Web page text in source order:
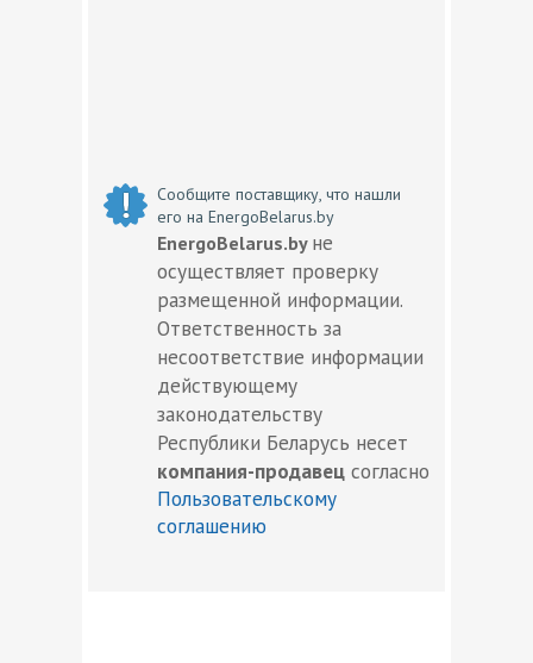
Сообщите поставщику, что нашли
его на EnergoBelarus.by
EnergoBelarus.by не
осуществляет проверку
размещенной информации.
Ответственность за
несоответствие информации
действующему
законодательству
Республики Беларусь несет
компания-продавец согласно
Пользовательскому
соглашению